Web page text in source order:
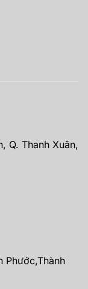
Q. Thanh Xuân,
Phước,Thành